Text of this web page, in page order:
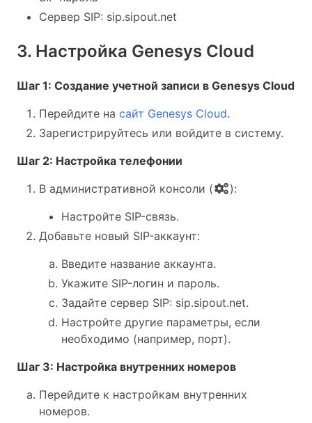
Сервер SIP: sip.sipout.net
3. Настройка Genesys Cloud
Шаг 1: Создание учетной записи в Genesys Cloud
Перейдите на сайт Genesys Cloud.
Зарегистрируйтесь или войдите в систему.
Шаг 2: Настройка телефонии
В административной консоли (
):
Настройте SIP-связь.
Добавьте новый SIP-аккаунт:
Введите название аккаунта.
Укажите SIP-логин и пароль.
Задайте сервер SIP: sip.sipout.net.
Настройте другие параметры, если
необходимо (например, порт).
Шаг 3: Настройка внутренних номеров
Перейдите к настройкам внутренних
номеров.